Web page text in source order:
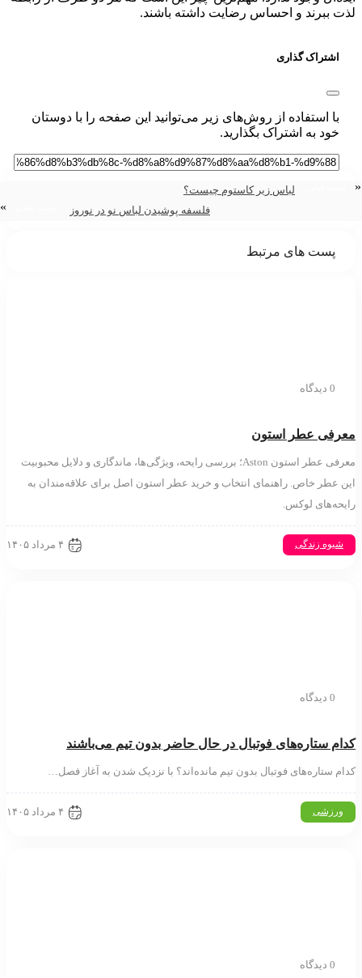
ببرند و احساس رضایت داشته باشند.
اشتراک گذاری
با استفاده از روش‌های زیر می‌توانید این صفحه را با دوستان
خود به اشتراک بگذارید.
قبلی
لباس زیر کاستوم چیست؟
فلسفه پوشیدن لباس نو در نوروز
پست بعدی
پست های مرتبط
عطر استون
معرفی عطر استون Aston؛ بررسی رایحه، ویژگی‌ها، ماندگاری و دلایل محبوبیت
عطر خاص. راهنمای انتخاب و خرید عطر استون اصل برای علاقه‌مندان به
لوکس.
زندگی ۴ مرداد ۱۴۰۵
ستاره‌های فوتبال در حال حاضر بدون تیم می‌باشند
ستاره‌های فوتبال بدون تیم مانده‌اند؟ با نزدیک شدن به آغاز فصل…
۴ مرداد ۱۴۰۵